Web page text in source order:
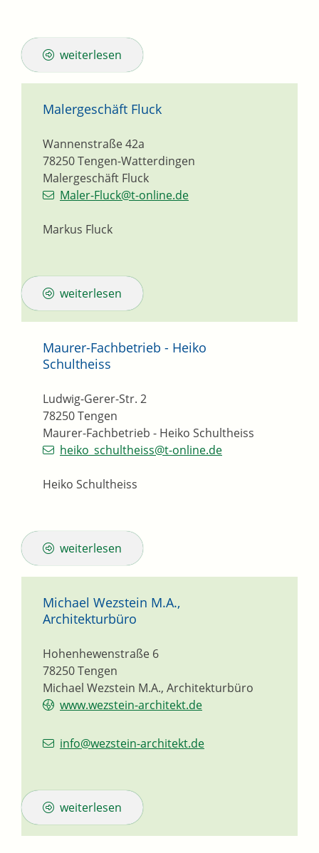
weiterlesen
Malergeschäft Fluck
Malergeschäft Fluck
Wannenstraße 42a
78250Tengen-Watterdingen
Maler-Fluck@t-online.de
Markus Fluck
weiterlesen
Maurer-Fachbetrieb - Heiko
Schultheiss
Maurer-Fachbetrieb - Heiko Schultheiss
Ludwig-Gerer-Str. 2
78250Tengen
heiko_schultheiss@t-online.de
Heiko Schultheiss
weiterlesen
Michael Wezstein M.A.,
Architekturbüro
Michael Wezstein M.A., Architekturbüro
Hohenhewenstraße 6
78250Tengen
www.wezstein-architekt.de
info@wezstein-architekt.de
weiterlesen